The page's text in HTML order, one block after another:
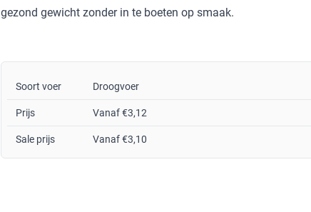
gezond gewicht zonder in te boeten op smaak.
Soort voer Droogvoer
Prijs Vanaf €3,12
Sale prijs Vanaf €3,10